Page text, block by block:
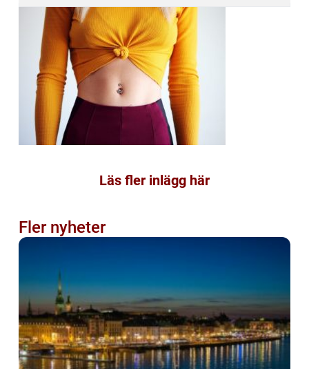
Läs fler inlägg här
Fler nyheter